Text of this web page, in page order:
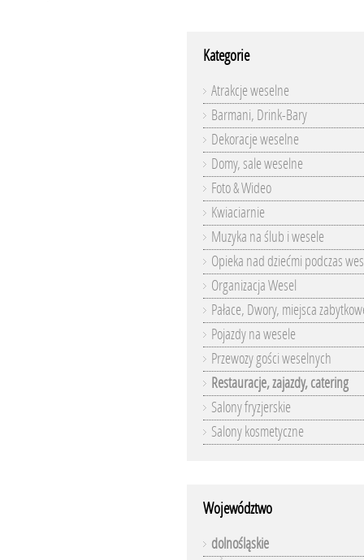
Kategorie
Atrakcje weselne
Barmani, Drink-Bary
Dekoracje weselne
Domy, sale weselne
Foto & Wideo
Kwiaciarnie
Muzyka na ślub i wesele
Opieka nad dziećmi podczas
Organizacja Wesel
Pałace, Dwory, miejsca
Pojazdy na wesele
Przewozy gości weselnych
Restauracje, zajazdy, catering
Salony fryzjerskie
Salony kosmetyczne
Województwo
dolnośląskie